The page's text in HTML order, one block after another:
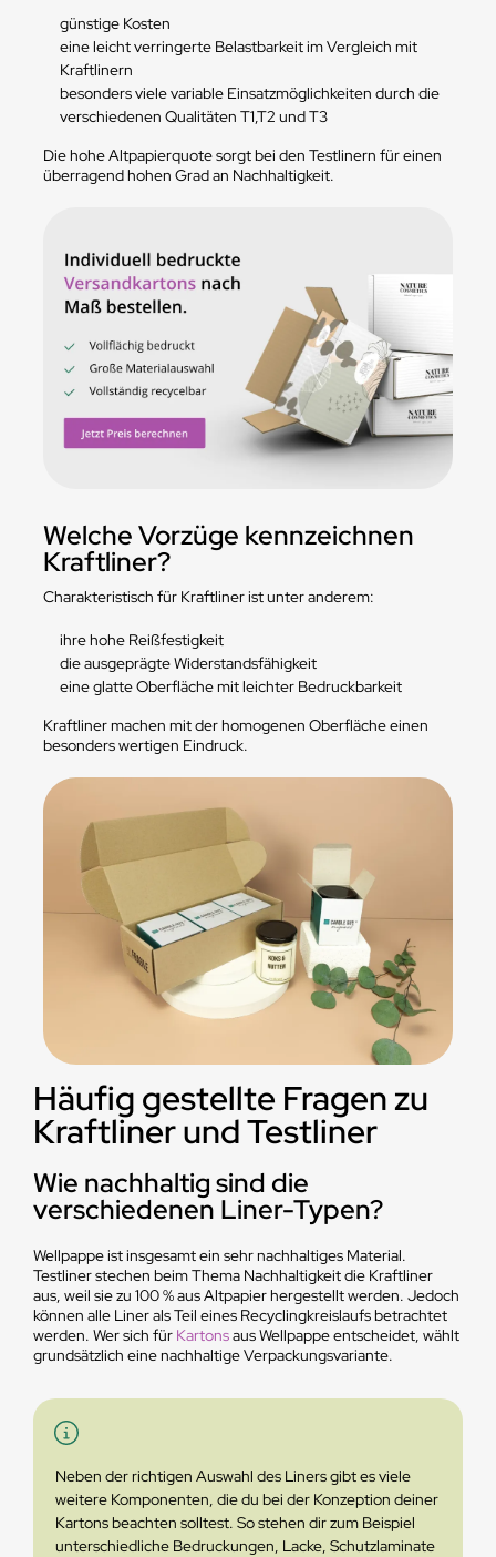
günstige Kosten
eine leicht verringerte Belastbarkeit im Vergleich mit
Kraftlinern
besonders viele variable Einsatzmöglichkeiten durch die
verschiedenen Qualitäten T1,T2 und T3
Die hohe Altpapierquote sorgt bei den Testlinern für einen
überragend hohen Grad an Nachhaltigkeit.
Welche Vorzüge kennzeichnen
Kraftliner?
Charakteristisch für Kraftliner ist unter anderem:
ihre hohe Reißfestigkeit
die ausgeprägte Widerstandsfähigkeit
eine glatte Oberfläche mit leichter Bedruckbarkeit
Kraftliner machen mit der homogenen Oberfläche einen
besonders wertigen Eindruck.
Häufig gestellte Fragen zu
Kraftliner und Testliner
Wie nachhaltig sind die
verschiedenen Liner-Typen?
Wellpappe ist insgesamt ein sehr nachhaltiges Material.
Testliner stechen beim Thema Nachhaltigkeit die Kraftliner
aus, weil sie zu 100 % aus Altpapier hergestellt werden. Jedoch
können alle Liner als Teil eines Recyclingkreislaufs betrachtet
werden. Wer sich für Kartonsaus Wellpappe entscheidet, wählt
grundsätzlich eine nachhaltige Verpackungsvariante.
Neben der richtigen Auswahl des Liners gibt es viele
weitere Komponenten, die du bei der Konzeption deiner
Kartons beachten solltest. So stehen dir zum Beispiel
unterschiedliche Bedruckungen, Lacke, Schutzlaminate